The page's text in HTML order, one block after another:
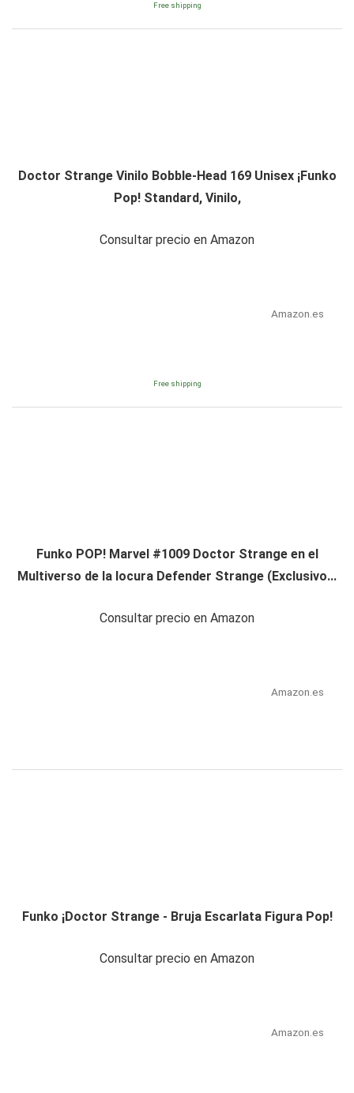
Free shipping
Doctor Strange Vinilo Bobble-Head 169 Unisex ¡Funko
Pop! Standard, Vinilo,
Consultar precio en Amazon
Amazon.es
Free shipping
Funko POP! Marvel #1009 Doctor Strange en el
Multiverso de la locura Defender Strange (Exclusivo...
Consultar precio en Amazon
Amazon.es
Funko ¡Doctor Strange - Bruja Escarlata Figura Pop!
Consultar precio en Amazon
Amazon.es